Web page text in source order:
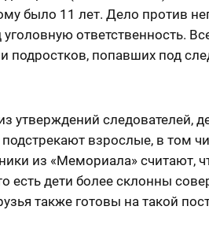
было 11 лет. Дело против
ответственность.
подростков, попавших под
утверждений следователей,
подстрекают взрослые, в том
из «Мемориала» считают,
есть дети более склонны
также готовы на такой